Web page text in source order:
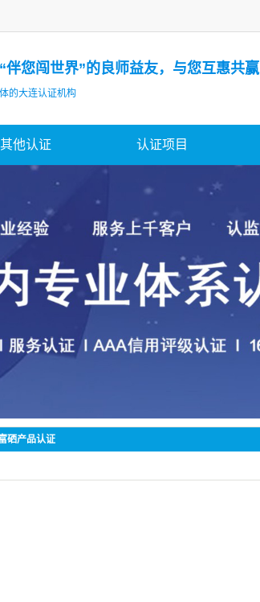
伴您闯世界”的良师益友，与您互惠共赢
的大连认证机构
其他认证 认证项目
硒产品认证